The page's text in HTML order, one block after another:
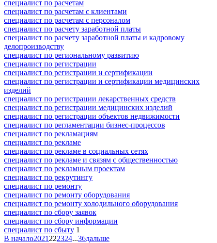
специалист по расчетам
специалист по расчетам с клиентами
специалист по расчетам с персоналом
специалист по расчету заработной платы
специалист по расчету заработной платы и кадровому
делопроизводству
специалист по региональному развитию
специалист по регистрации
специалист по регистрации и сертификации
специалист по регистрации и сертификации медицинских
изделий
специалист по регистрации лекарственных средств
специалист по регистрации медицинских изделий
специалист по регистрации объектов недвижимости
специалист по регламентации бизнес-процессов
специалист по рекламациям
специалист по рекламе
специалист по рекламе в социальных сетях
специалист по рекламе и связям с общественностью
специалист по рекламным проектам
специалист по рекрутингу
специалист по ремонту
специалист по ремонту оборудования
специалист по ремонту холодильного оборудования
специалист по сбору заявок
специалист по сбору информации
специалист по сбыту 1
В начало2021 222324...36дальше